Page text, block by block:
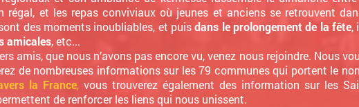
régal, et les repas conviviaux où jeunes et anciens se retrouvent
des moments inoubliables, et puisdans le prolongement de la fête,
amicales, etc...
amis, que nous n’avons pas encore vu, venez nous rejoindre. Nous
de nombreuses informations sur les 79 communes qui portent le
la France, vous trouverez également des information sur les
de renforcer les liens qui nous unissent.